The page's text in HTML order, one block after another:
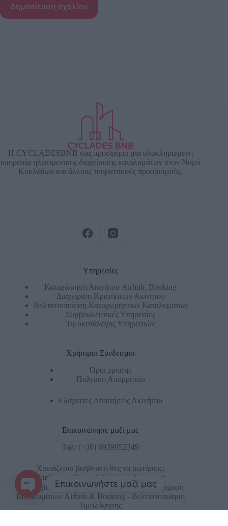
Δημοσίευση σχολίου
Η CYCLADESBNB σας προσφέρει μια ολοκληρωμένη
υπηρεσία ηλεκτρονικής διαχείρισης καταλυμάτων στον Νομό
Κυκλάδων και άλλους τουριστικούς προορισμούς.
Υπηρεσίες
Καταχώρηση Ακινήτου Airbnb, Booking
Διαχείριση Κρατήσεων Ακινήτου
Βελτιστοποίηση Καταχωρήσεων Καταλυμάτων
Συμβουλευτικές Υπηρεσίες
Τιμοκατάλογος Υπηρεσιών
Χρήσιμοι Σύνδεσμοι
Όροι χρήσης
Πολιτική Απορρήτου
Ελάχιστες Απαιτήσεις Ακινήτου
Επικοινώνησε μαζί μας
Τηλ: (+30) 6939952349
Χρειάζεσαι βοήθεια ή θες να ρωτήσεις;
Στείλε email στο:
info@cycladesbnb.gr
Copyright © 2026 - CYCLADESBNB- Διαχείριση
Καταλυμάτων Airbnb & Booking - Βελτιστοποίηση
Τιμολόγησης
Επικοινωνήστε μαζί μας
Open chaty